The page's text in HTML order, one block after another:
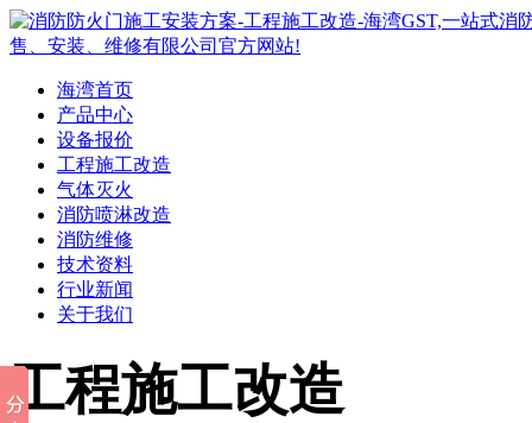
海湾首页
产品中心
设备报价
工程施工改造
气体灭火
消防喷淋改造
消防维修
技术资料
行业新闻
关于我们
工程施工改造